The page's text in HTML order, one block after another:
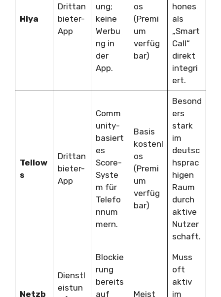
Hiya
Drittan
bieter-
App
ung;
keine
Werbu
ng in
der
App.
os
(Premi
um
verfüg
bar)
hones
als
„Smart
Call“
direkt
integri
ert.
Tellow
s
Drittan
bieter-
App
Comm
unity-
basiert
es
Score-
Syste
m für
Telefo
nnum
mern.
Basis
kostenl
os
(Premi
um
verfüg
bar)
Besond
ers
stark
im
deutsc
hsprac
higen
Raum
durch
aktive
Nutzer
schaft.
Netzb
Dienstl
eistun
Blockie
rung
bereits
auf
Meist
Muss
oft
aktiv
im